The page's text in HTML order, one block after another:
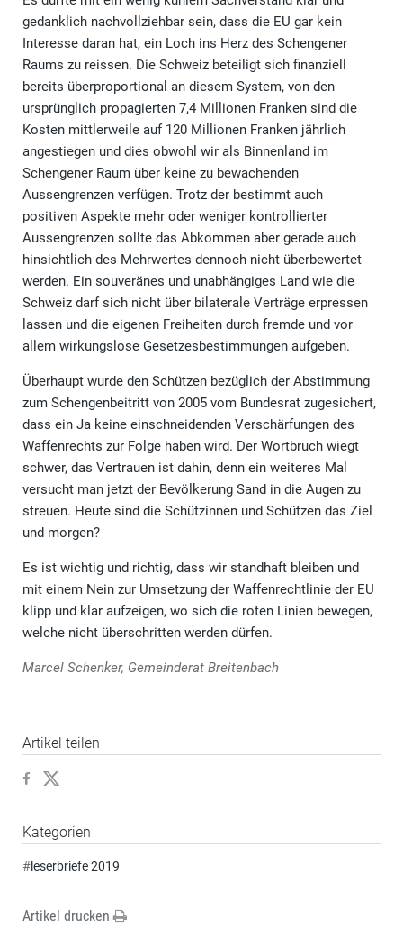
gedanklich nachvollziehbar sein, dass die EU gar kein
Interesse daran hat, ein Loch ins Herz des Schengener
Raums zu reissen. Die Schweiz beteiligt sich finanziell
bereits überproportional an diesem System, von den
ursprünglich propagierten 7,4 Millionen Franken sind die
Kosten mittlerweile auf 120 Millionen Franken jährlich
angestiegen und dies obwohl wir als Binnenland im
Schengener Raum über keine zu bewachenden
Aussengrenzen verfügen. Trotz der bestimmt auch
positiven Aspekte mehr oder weniger kontrollierter
Aussengrenzen sollte das Abkommen aber gerade auch
hinsichtlich des Mehrwertes dennoch nicht überbewertet
werden. Ein souveränes und unabhängiges Land wie die
Schweiz darf sich nicht über bilaterale Verträge erpressen
lassen und die eigenen Freiheiten durch fremde und vor
allem wirkungslose Gesetzesbestimmungen aufgeben.
Überhaupt wurde den Schützen bezüglich der Abstimmung
zum Schengenbeitritt von 2005 vom Bundesrat zugesichert,
dass ein Ja keine einschneidenden Verschärfungen des
Waffenrechts zur Folge haben wird. Der Wortbruch wiegt
schwer, das Vertrauen ist dahin, denn ein weiteres Mal
versucht man jetzt der Bevölkerung Sand in die Augen zu
streuen. Heute sind die Schützinnen und Schützen das Ziel
und morgen?
Es ist wichtig und richtig, dass wir standhaft bleiben und
mit einem Nein zur Umsetzung der Waffenrechtlinie der EU
klipp und klar aufzeigen, wo sich die roten Linien bewegen,
welche nicht überschritten werden dürfen.
Marcel Schenker, Gemeinderat Breitenbach
Artikel teilen
Kategorien
#leserbriefe 2019
Artikel drucken